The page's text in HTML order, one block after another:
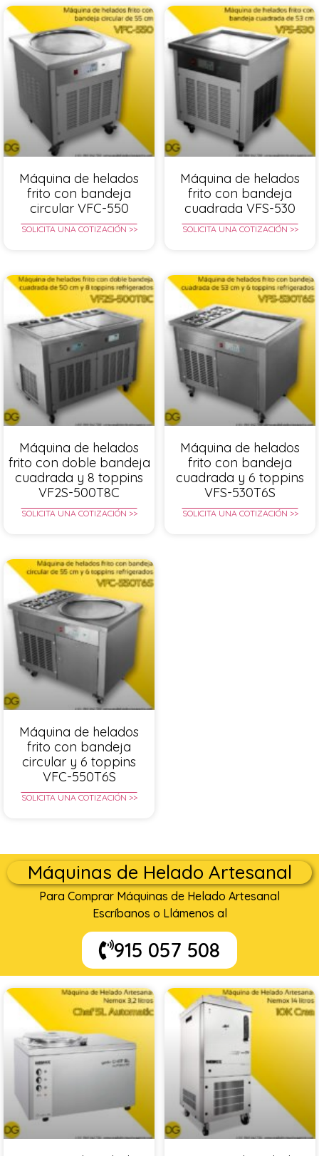
Máquina de helados
frito con bandeja
circular VFC-550
SOLICITA UNA COTIZACIÓN >>
Máquina de helados
frito con bandeja
cuadrada VFS-530
SOLICITA UNA COTIZACIÓN >>
Máquina de helados
frito con doble bandeja
cuadrada y 8 toppins
VF2S-500T8C
SOLICITA UNA COTIZACIÓN >>
Máquina de helados
frito con bandeja
cuadrada y 6 toppins
VFS-530T6S
SOLICITA UNA COTIZACIÓN >>
Máquina de helados
frito con bandeja
circular y 6 toppins
VFC-550T6S
SOLICITA UNA COTIZACIÓN >>
Máquinas de Helado Artesanal
Para Comprar Máquinas de Helado Artesanal
Escríbanos o Llámenos al
915 057 508